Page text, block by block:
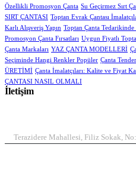
Özellikli Promosyon Çanta Su Geçirmez Sırt
SIRT ÇANTASI Toptan Evrak Çantası
Karlı Alışveriş Yapın Toptan Çanta
Promosyon Çanta Fırsatları Uygun Fiyatlı
Çanta Markaları YAZ ÇANTA MODELLERİ
Seçiminde Hangi Renkler Popüler Çanta
ÜRETİMİ Çanta İmalatçıları: Kalite ve Fiyat
ÇANTASI NASIL OLMALI
İletişim
Terazidere Mahallesi, Filiz Sokak,